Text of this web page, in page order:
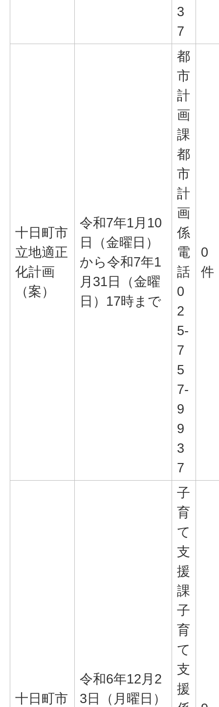
3
7
十日町市
立地適正
化計画
（案）
令和7年1月10
日（金曜日）
から令和7年1
月31日（金曜
日）17時まで
都
市
計
画
課
都
市
計
画
係
電
話
0
2
5-
7
5
7-
9
9
3
7
0
件
十日町市
令和6年12月2
3日（月曜日）
子
育
て
支
援
課
子
育
て
支
援